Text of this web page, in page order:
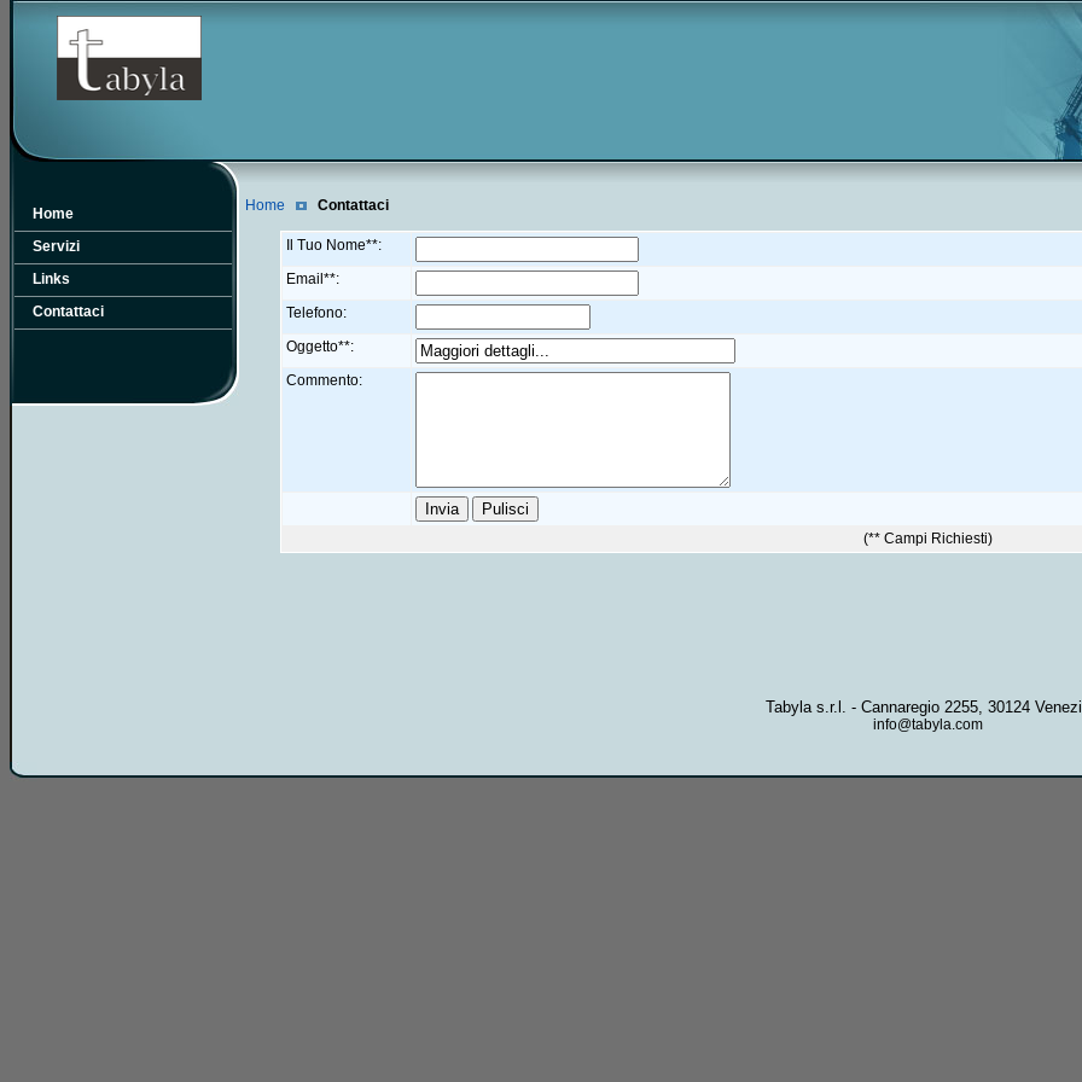
Home
Servizi
Links
Contattaci
Home Contattaci
Il Tuo Nome**:
Email**:
Telefono:
Oggetto**:
Commento:
(** Campi Richiesti)
Tabyla s.r.l. - Cannaregio 2255, 30124
info@tabyla.com